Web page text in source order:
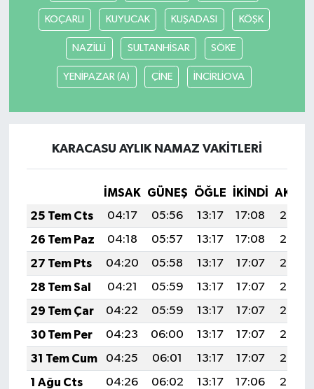
KOÇARLI KUYUCAK KUŞADASI KÖŞK
NAZİLLİ SULTANHİSAR SÖKE
YENİPAZAR (A) ÇİNE İNCİRLİOVA
KARACASU AYLIK NAMAZ VAKITLERI
İMSAK GÜNEŞ ÖĞLE İKINDI
25 Tem Cts
04:17 05:56 13:17 17:08
20:28
26 Tem Paz
04:18 05:57 13:17 17:08
20:27
27 Tem Pts
04:20 05:58 13:17 17:07
20:27
28 Tem Sal
04:21 05:59 13:17 17:07
20:26
29 Tem Çar
04:22 05:59 13:17 17:07
20:25
30 Tem Per
04:23 06:00 13:17 17:07
20:24
31 Tem Cum
04:25 06:01 13:17 17:07
20:23
1 Ağu Cts
04:26 06:02 13:17 17:06
20:22